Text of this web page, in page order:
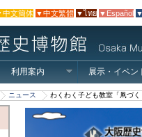
文簡体 ▼中文繁體 ▼ไทย ▼Español
利用案内 展示・イベン
ニュース わくわく子ども教室「凧づ